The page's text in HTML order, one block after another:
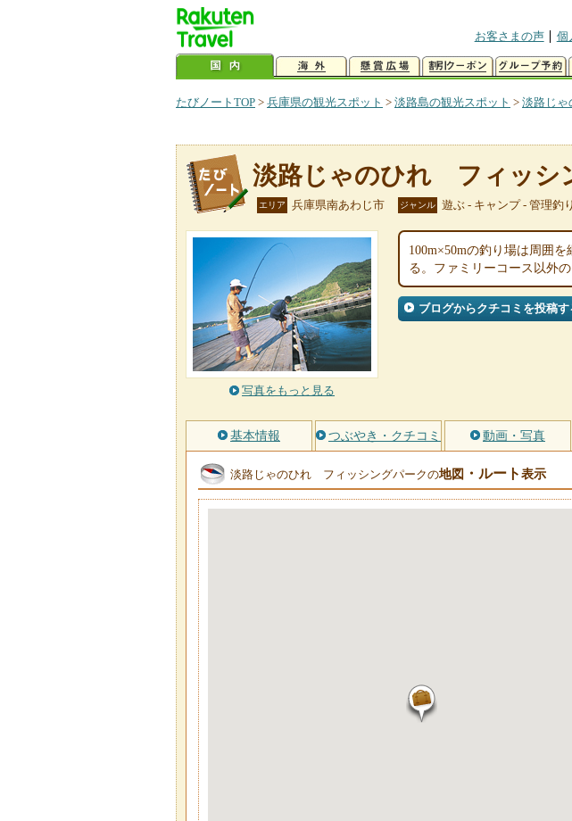
お客さまの声
個
たびノートTOP > 兵庫県の観光スポット > 淡路島の観光スポット > 淡路じ
淡路じゃのひれ フィッシ
エリア 兵庫県南あわじ市 ジャンル 遊ぶ - キャンプ - 管理釣
写真をもっと見る
100m×50mの釣り場は周囲
る。ファミリーコース以外
ブログからクチコミを投稿す
基本情報 つぶやき・クチコミ 動画・写真
淡路じゃのひれ フィッシングパークの地図 ・ルート表示